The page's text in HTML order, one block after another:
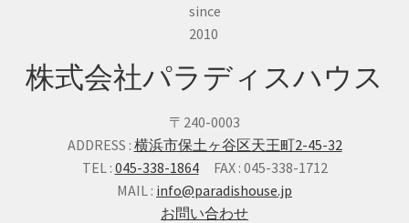
since
2010
株式会社パラディスハウス
〒240-0003
ADDRESS : 横浜市保土ヶ谷区天王町2-45-32
TEL : 045-338-1864FAX : 045-338-1712
MAIL : info@paradishouse.jp
お問い合わせ